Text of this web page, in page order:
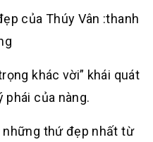
của Thúy Vân :thanh
khác vời” khái quát
phái của nàng.
những thứ đẹp nhất từ